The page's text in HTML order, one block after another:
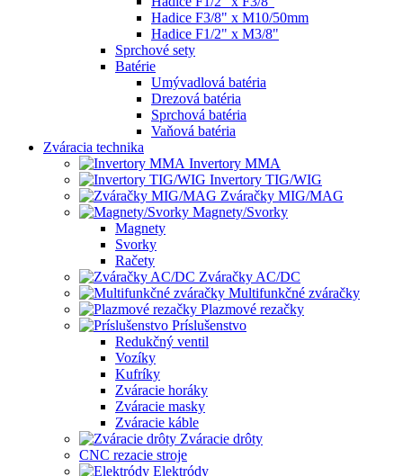
Hadice F3/8" x M10/50mm
Hadice F1/2" x M3/8"
Sprchové sety
Batérie
Umývadlová batéria
Drezová batéria
Sprchová batéria
Vaňová batéria
Zváracia technika
Invertory MMA
Invertory TIG/WIG
Zváračky MIG/MAG
Magnety/Svorky
Magnety
Svorky
Račety
Zváračky AC/DC
Multifunkčné zváračky
Plazmové rezačky
Príslušenstvo
Redukčný ventil
Vozíky
Kufríky
Zváracie horáky
Zváracie masky
Zváracie káble
Zváracie drôty
CNC rezacie stroje
Elektródy